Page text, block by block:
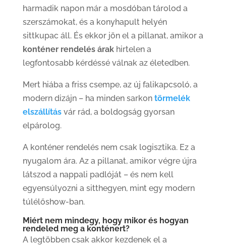
harmadik napon már a mosdóban tárolod a
szerszámokat, és a konyhapult helyén
sittkupac áll. És ekkor jön el a pillanat, amikor a
konténer rendelés árakhirtelen a
legfontosabb kérdéssé válnak az életedben.
Mert hiába a friss csempe, az új falikapcsoló, a
modern dizájn – ha minden sarkon törmelék
elszállításvár rád, a boldogság gyorsan
elpárolog.
A konténer rendelés nem csak logisztika. Ez a
nyugalom ára. Az a pillanat, amikor végre újra
látszod a nappali padlóját – és nem kell
egyensúlyozni a sitthegyen, mint egy modern
túlélőshow-ban.
Miért nem mindegy, hogy mikor és hogyan
rendeled meg a konténert?
A legtöbben csak akkor kezdenek el a